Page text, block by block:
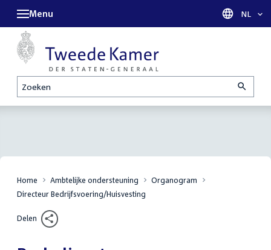
Zoeken
Menu Taal
NL
Home Ambtelijke ondersteuning
Organogram
Directeur Bedrijfsvoering/Huisvesting
Delen